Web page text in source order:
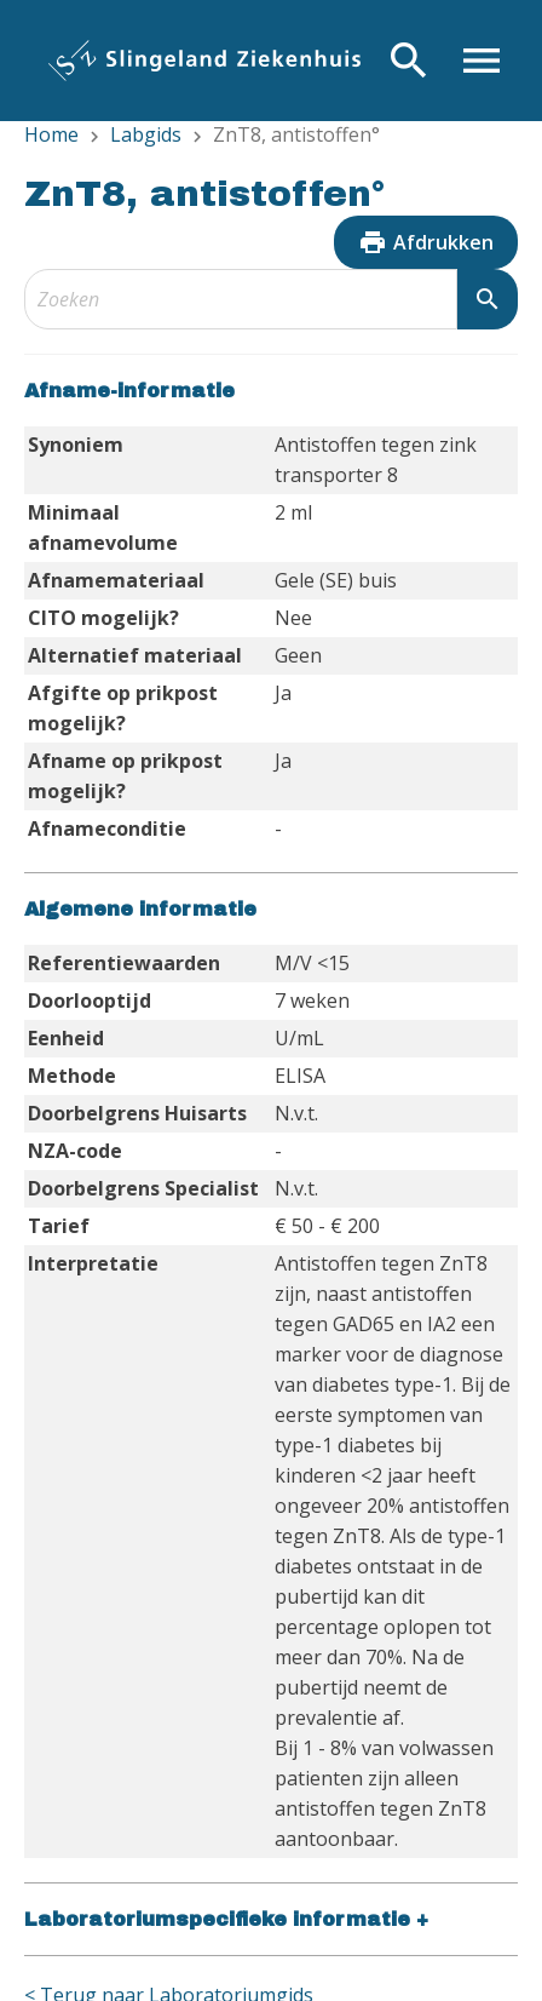
inhoud
menu
search
Home chevron_right Labgids chevron_right ZnT8, antistoffen°
ZnT8, antistoffen°
print Afdrukken
search
Afname-informatie
Synoniem
Antistoffen tegen zink
transporter 8
Minimaal
afnamevolume
2 ml
Afnamemateriaal
Gele (SE) buis
CITO mogelijk?
Nee
Alternatief materiaal
Geen
Afgifte op prikpost
mogelijk?
Ja
Afname op prikpost
mogelijk?
Ja
Afnameconditie -
Algemene informatie
Referentiewaarden
M/V <15
Doorlooptijd
7 weken
Eenheid
U/mL
Methode
ELISA
Doorbelgrens Huisarts
N.v.t.
NZA-code
-
Doorbelgrens Specialist
N.v.t.
Tarief
€ 50 - € 200
Interpretatie
Antistoffen tegen ZnT8
zijn, naast antistoffen
tegen GAD65 en IA2 een
marker voor de diagnose
van diabetes type-1. Bij de
eerste symptomen van
type-1 diabetes bij
kinderen <2 jaar heeft
ongeveer 20% antistoffen
tegen ZnT8. Als de type-1
diabetes ontstaat in de
pubertijd kan dit
percentage oplopen tot
meer dan 70%. Na de
pubertijd neemt de
prevalentie af.
Bij 1 - 8% van volwassen
patienten zijn alleen
antistoffen tegen ZnT8
aantoonbaar.
Laboratoriumspecifieke informatie +
< Terug naar Laboratoriumgids